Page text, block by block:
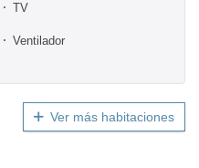
TV
Ventilador
Ver más habitaciones